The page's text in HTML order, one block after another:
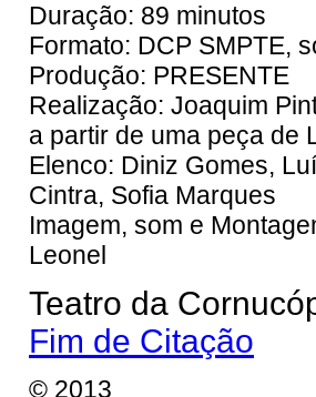
Duração: 89 minutos
Formato: DCP SMPTE,
Produção: PRESENTE
Realização: Joaquim
a partir de uma peça de
Elenco: Diniz Gomes,
Cintra, Sofia Marques
Imagem, som e
Leonel
Teatro da
Fim de Citação
© 2013